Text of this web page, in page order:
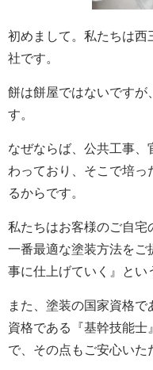
初めまして。私たちは西
社です。
餅は餅屋ではないですが
す。
なぜならば、公共工事
わっており、そこで培っ
るからです。
私たちはお客様のご自宅
一番最適な塗装方法をご
事に仕上げていく』とい
また、塗装の国家資格
資格である『基幹技能
で、その点もご安心いた